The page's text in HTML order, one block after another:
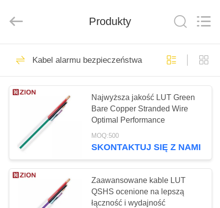
DOM
PRODUKTY
WYCIECZKA
PO
FABRYCE
LTD.
System
światłowodowy
516
Światłowód
38
Produkty
Kabel alarmu bezpieczeństwa
Najwyższa jakość LUT Green
Bare Copper Stranded Wire
Optimal Performance
MOQ:500
SKONTAKTUJ SIĘ Z NAMI
Zaawansowane kable LUT
QSHS ocenione na lepszą
łączność i wydajność